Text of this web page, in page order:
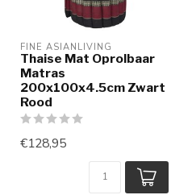
FINE ASIANLIVING
Thaise Mat Oprolbaar
Matras
200x100x4.5cm Zwart
Rood
€128,95